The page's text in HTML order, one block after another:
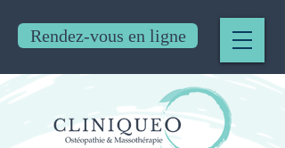
Rendez-vous en ligne